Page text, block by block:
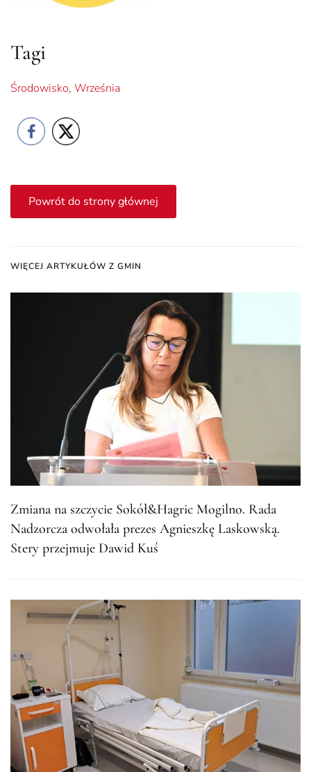
Tagi
Środowisko, Września
Powrót do strony głównej
WIĘCEJ ARTYKUŁÓW Z GMIN
Zmiana na szczycie Sokół&Hagric Mogilno. Rada
Nadzorcza odwołała prezes Agnieszkę Laskowską.
Stery przejmuje Dawid Kuś